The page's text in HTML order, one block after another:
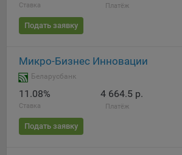
Ставка Платёж
Подать заявку
Микро-Бизнес Инновации
Беларусбанк
11.08%
Ставка
4 664.5 р.
Платёж
Подать заявку